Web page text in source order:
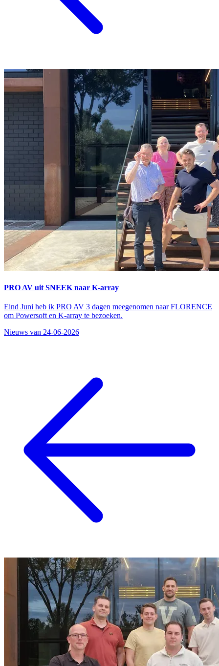
PRO AV uit SNEEK naar K-array
Eind Juni heb ik PRO AV 3 dagen meegenomen naar FLORENCE
om Powersoft en K-array te bezoeken.
Nieuws van 24-06-2026